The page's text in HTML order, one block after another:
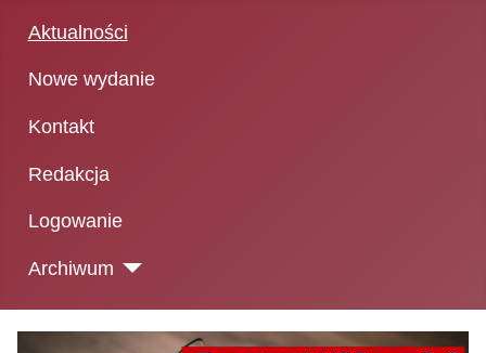
Aktualności
Nowe wydanie
Kontakt
Redakcja
Logowanie
Archiwum